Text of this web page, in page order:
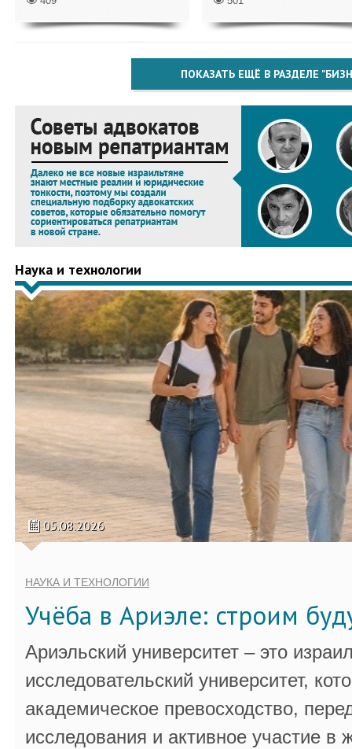
ПОКАЗАТЬ ЕЩЁ В РАЗДЕЛЕ
Наука и технологии
05.08.2026
НАУКА И ТЕХНОЛОГИИ
Учёба в Ариэле: строим
Ариэльский университет – это
исследовательский университет,
академическое превосходство,
исследования и активное участие в